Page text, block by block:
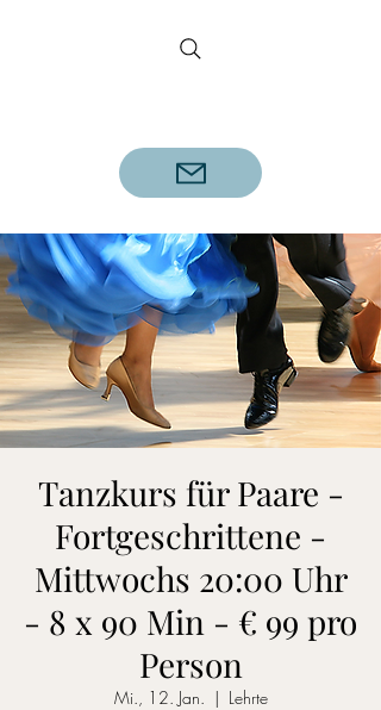
Tanzkurs für Paare -
Fortgeschrittene -
Mittwochs 20:00 Uhr
- 8 x 90 Min - € 99 pro
Person
Mi., 12. Jan.
  |
Lehrte